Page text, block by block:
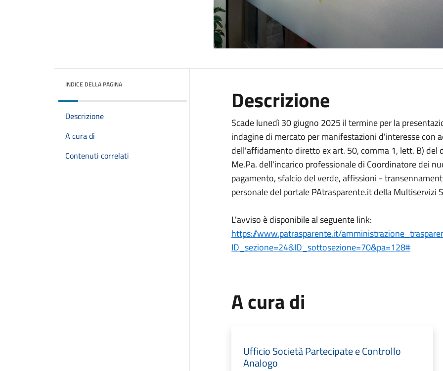
INDICE DELLA PAGINA
Descrizione
A cura di
Contenuti correlati
Descrizione
Scade lunedì 30 giugno 2025 il termine per la
indagine di mercato per manifestazioni d'interesse con
dell'affidamento diretto ex art. 50, comma 1, lett. B)
Me.Pa. dell'incarico professionale di Coordinatore dei
pagamento, sfalcio del verde, affissioni -
personale del portale PAtrasparente.it della Multiservizi
L'avviso è disponibile al seguente link:
https://www.patrasparente.it/
ID_sezione=24&ID_sottosezione=70&pa=128#
A cura di
Ufficio Società Partecipate e Controllo
Analogo